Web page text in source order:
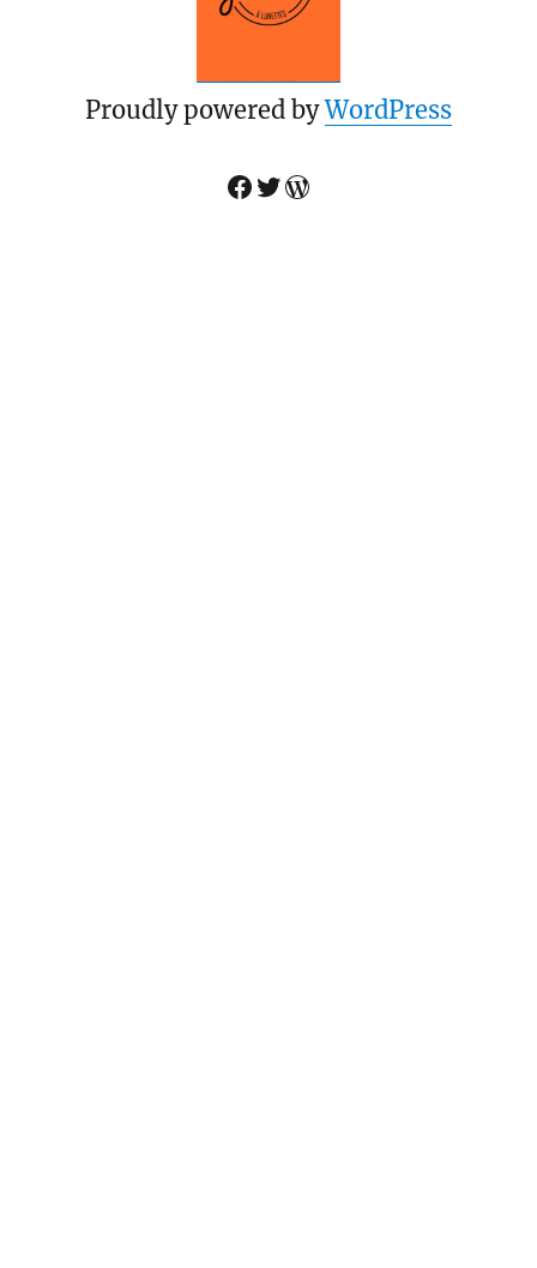
Proudly powered byWordPress
Facebook
Twitter
WordPress